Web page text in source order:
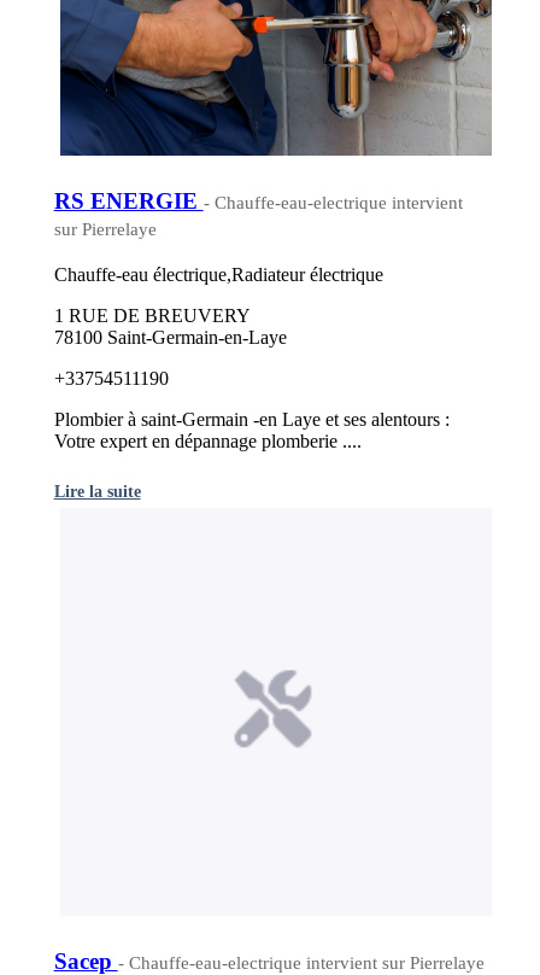
RS ENERGIE - Chauffe-eau-electrique intervient
sur Pierrelaye
Chauffe-eau électrique,Radiateur électrique
1 RUE DE BREUVERY
78100 Saint-Germain-en-Laye
+33754511190
Plombier à saint-Germain -en Laye et ses alentours :
Votre expert en dépannage plomberie ....
Lire la suite
Sacep - Chauffe-eau-electrique intervient sur Pierrelaye